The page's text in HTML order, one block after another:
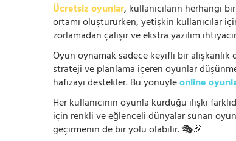
Ücretsiz oyunlar, kullanıcıların herhangi
ortamı oluştururken, yetişkin kullanıcılar
zorlamadan çalışır ve ekstra yazılım
Oyun oynamak sadece keyifli bir
strateji ve planlama içeren oyunlar
hafızayı destekler. Bu yönüyleonline
Her kullanıcının oyunla kurduğu ilişki
için renkli ve eğlenceli dünyalar sunan
geçirmenin de bir yolu olabilir. 🎭🎉